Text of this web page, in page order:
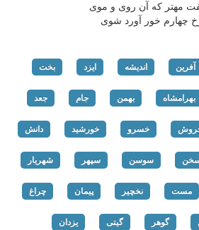
مهتر که آن روی و موی
چهارم خور آورد شوی
آفرین اندیشه ایزد بخت
بهرامشاه بهمن جام جعد
خسرو خورشید دانش
سوسن سپهر شهریار
مست نخچیر پیمان چراغ
گوهر گیتی یزدان